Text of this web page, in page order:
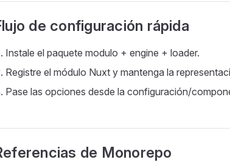
de configuración rápida
Instale el paquete modulo + engine + loader.
Registre el módulo Nuxt y mantenga la
Pase las opciones desde la configuración/
de Monorepo